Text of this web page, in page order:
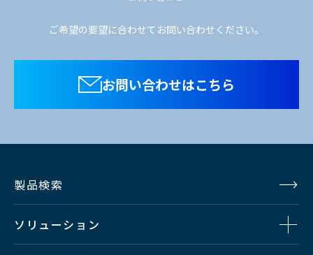
ご希望の要望に合わせてお問い合わせください。
お問い合わせはこちら
製品検索
ソリューション